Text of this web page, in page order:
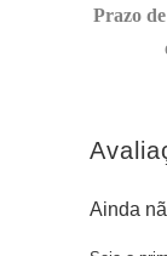
Prazo
Ainda